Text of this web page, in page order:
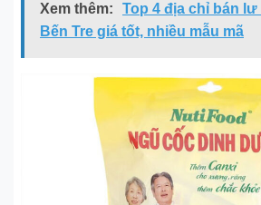
Xem thêm:
Top 4 địa chỉ bán
Bến Tre giá tốt, nhiều mẫu mã